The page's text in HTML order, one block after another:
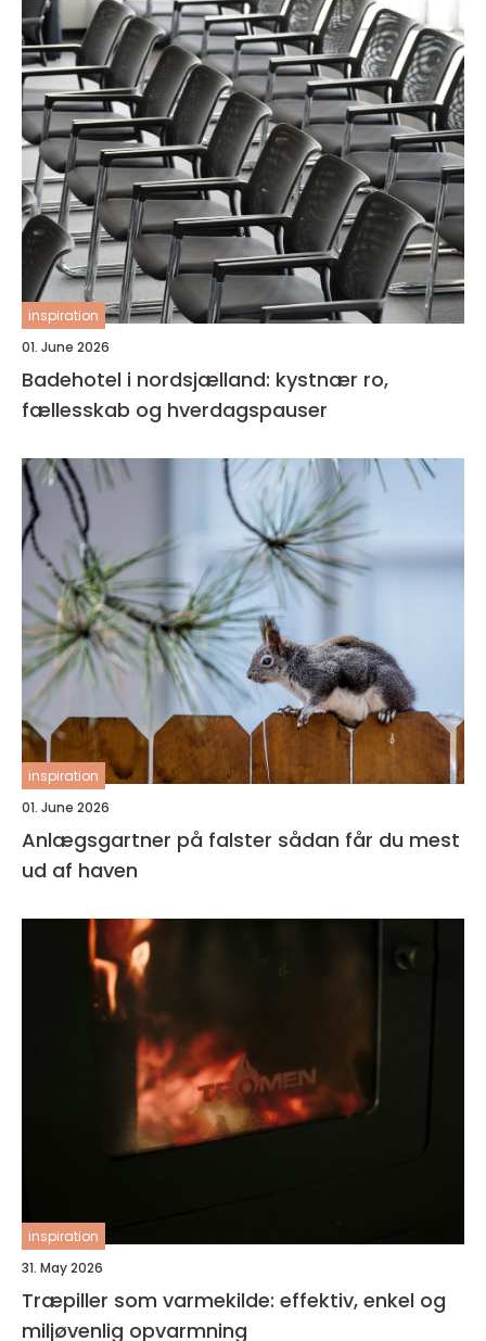
inspiration
01. June 2026
Badehotel i nordsjælland: kystnær ro,
fællesskab og hverdagspauser
inspiration
01. June 2026
Anlægsgartner på falster sådan får du mest
ud af haven
inspiration
31. May 2026
Træpiller som varmekilde: effektiv, enkel og
miljøvenlig opvarmning